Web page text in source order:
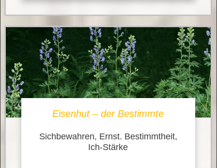
Eisenhut – der Bestimmte
Sichbewahren, Ernst. Bestimmtheit,
Ich-Stärke